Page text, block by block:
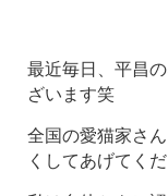
最近毎日、平昌
ざいます笑
全国の愛猫家さ
くしてあげてく